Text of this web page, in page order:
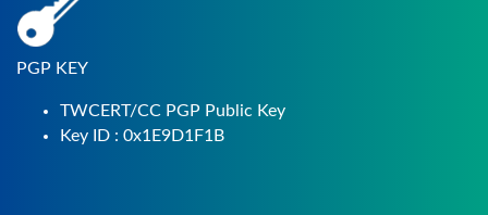
PGP KEY
TWCERT/CC PGP Public Key
Key ID : 0x1E9D1F1B